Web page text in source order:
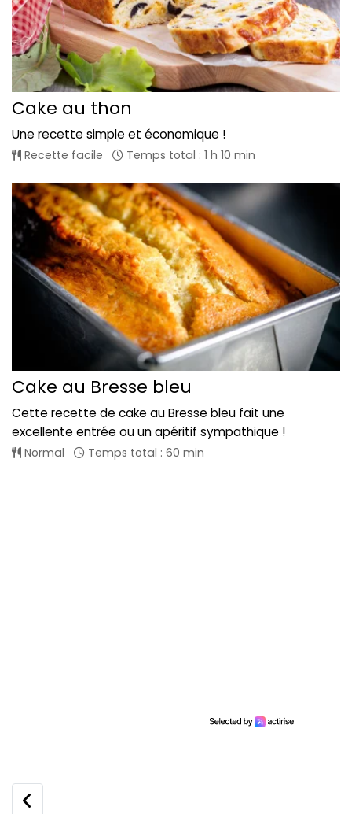
Cake au thon
Une recette simple et économique !
Recette facile Temps total : 1 h 10 min
Cake au Bresse bleu
Cette recette de cake au Bresse bleu fait une
excellente entrée ou un apéritif sympathique !
Normal Temps total : 60 min